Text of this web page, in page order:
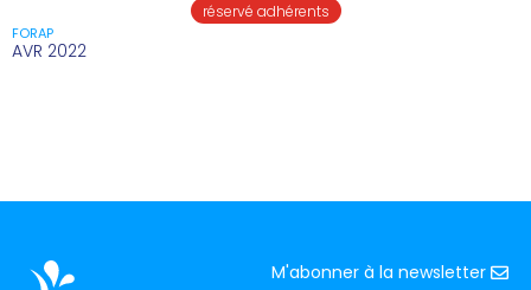
réservé adhérents
FORAP
AVR 2022
M'abonner à la newsletter